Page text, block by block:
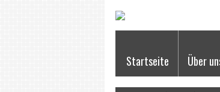
Startseite Über